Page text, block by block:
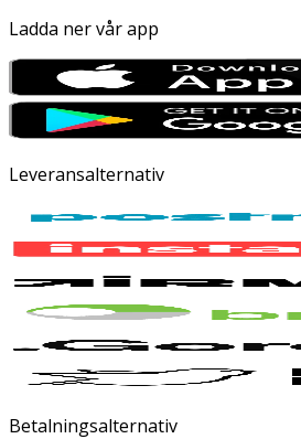
Ladda ner vår app
Leveransalternativ
Betalningsalternativ